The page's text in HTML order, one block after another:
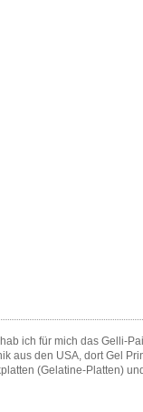
ich für mich das Gelli-
aus den USA, dort Gel
(Gelatine-Platten)